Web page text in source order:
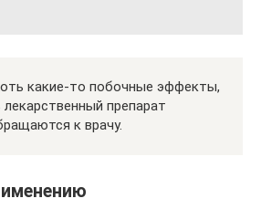
какие-то побочные эффекты,
препарат
к врачу.